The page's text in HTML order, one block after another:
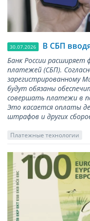
30.07.2026 В СБП
Банк России
платежей (СБП).
зарегистрированному
будут обязаны
совершать платежи в
Это касается оплаты
штрафов и других
Платежные технологии